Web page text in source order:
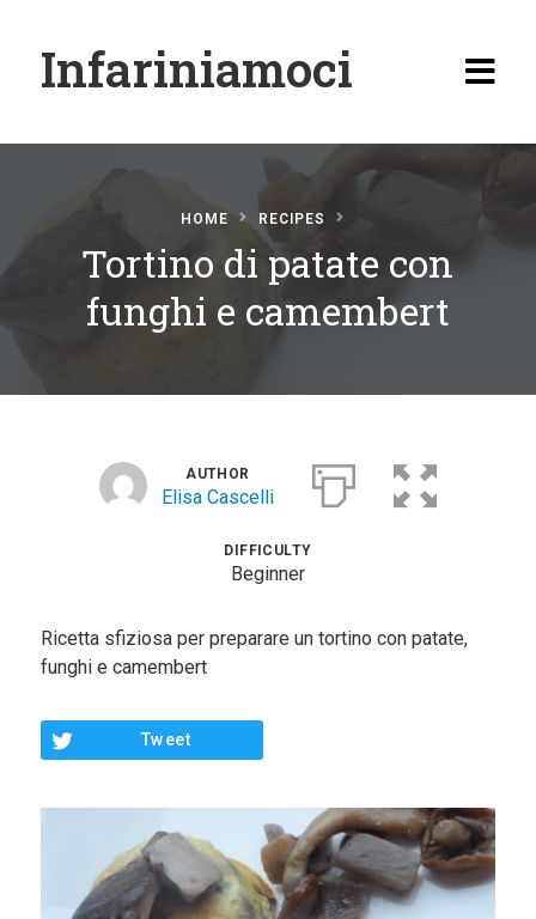
Infariniamoci
Dolci
Panini
Chi Sono
HOME RECIPES
Tortino di patate con
funghi e camembert
AUTHOR
Elisa Cascelli
DIFFICULTY
Beginner
Ricetta sfiziosa per preparare un tortino con patate,
funghi e camembert
Tweet